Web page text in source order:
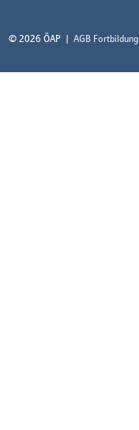
© 2026 ÖAP AGB Fortbildung